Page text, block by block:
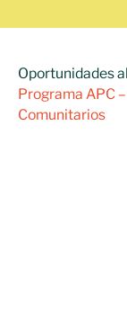
Oportunidades
Programa APC
Comunitarios